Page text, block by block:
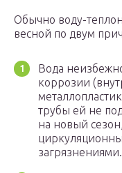
Обычно воду-
весной по двум
Вода
коррозии
трубы ей не
на новый
загрязнениями.